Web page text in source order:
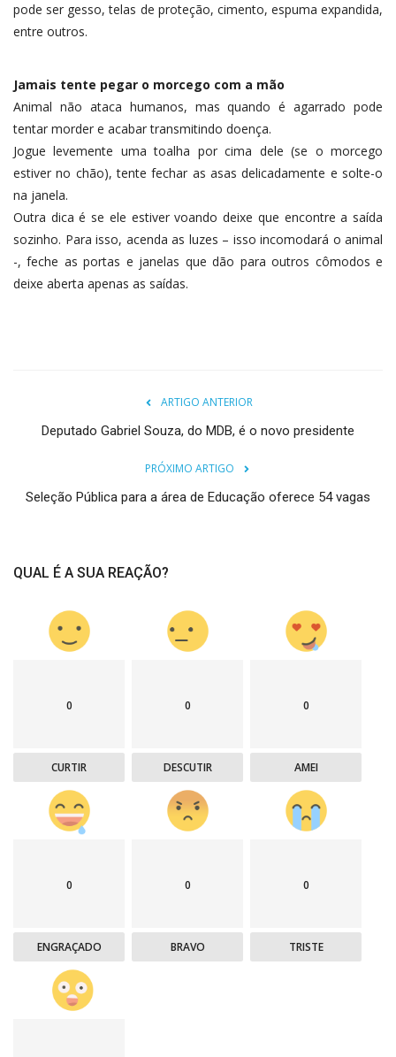
pode ser gesso, telas de proteção, cimento, espuma expandida,
entre outros.
Jamais tente pegar o morcego com a mão
Animal não ataca humanos, mas quando é agarrado pode
tentar morder e acabar transmitindo doença.
Jogue levemente uma toalha por cima dele (se o morcego
estiver no chão), tente fechar as asas delicadamente e solte-o
na janela.
Outra dica é se ele estiver voando deixe que encontre a saída
sozinho. Para isso, acenda as luzes – isso incomodará o animal
-, feche as portas e janelas que dão para outros cômodos e
deixe aberta apenas as saídas.
ARTIGO ANTERIOR
Deputado Gabriel Souza, do MDB, é o novo presidente
PRÓXIMO ARTIGO
Seleção Pública para a área de Educação oferece 54 vagas
QUAL É A SUA REAÇÃO?
0
CURTIR
0
DESCUTIR
0
AMEI
0
ENGRAÇADO
0
BRAVO
0
TRISTE